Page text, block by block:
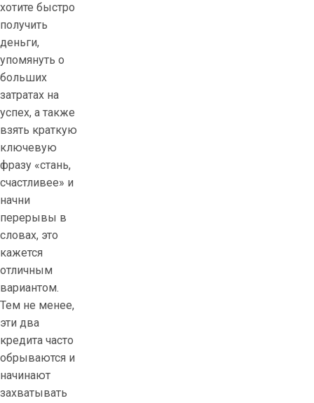
хотите быстро
получить
деньги,
упомянуть о
больших
затратах на
успех, а также
взять краткую
ключевую
фразу «стань,
счастливее» и
начни
перерывы в
словах, это
кажется
отличным
вариантом.
Тем не менее,
эти два
кредита часто
обрываются и
начинают
захватывать
т
ь
П
и
н
А
п
к
а
з
и
н
о
в
р
а
щ
е
н
и
я
д
л